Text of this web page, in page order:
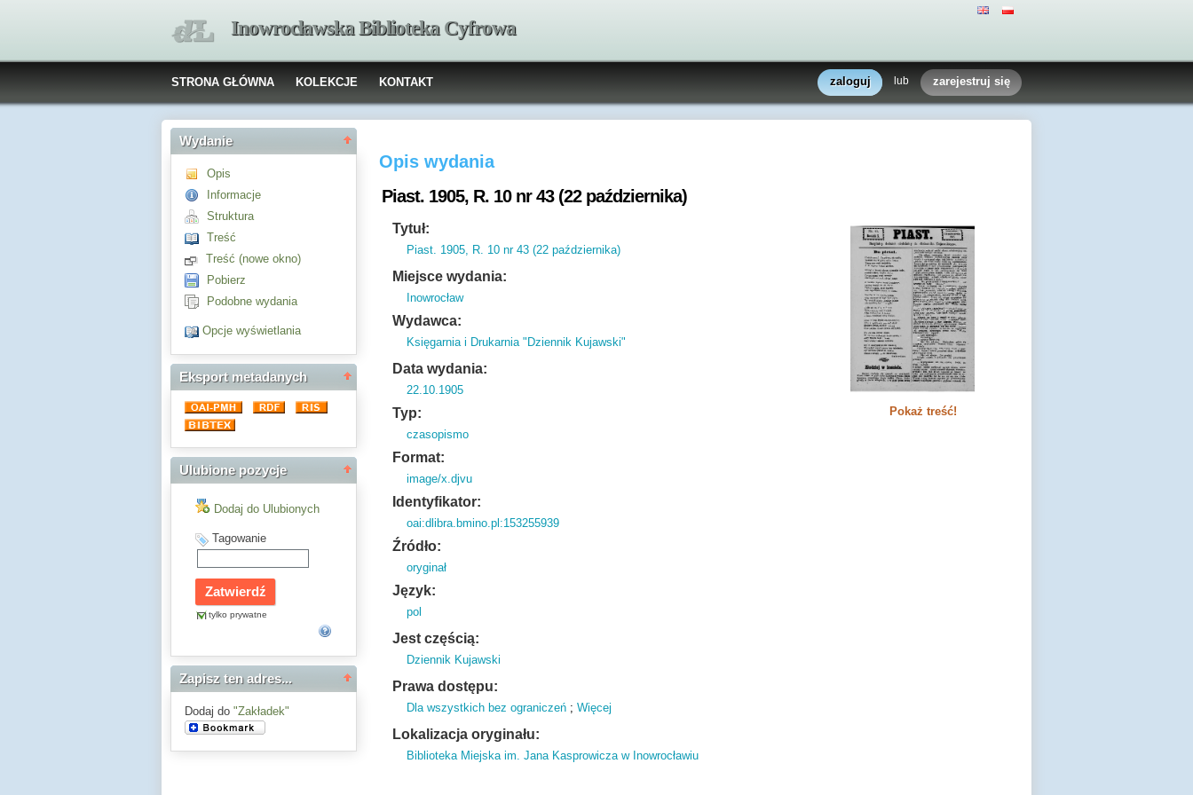
Inowrocławska Biblioteka Cyfrowa
STRONA GŁÓWNA KOLEKCJE KONTAKT zaloguj lub zarejestruj się
Wydanie
Opis
Informacje
Struktura
Treść
Treść (nowe okno)
Pobierz
Podobne wydania
Opcje wyświetlania
Eksport metadanych
Ulubione pozycje
Dodaj do Ulubionych
Tagowanie
tylko prywatne
Zapisz ten adres...
Dodaj do "Zakładek"
Opis wydania
Piast. 1905, R. 10 nr 43 (22 października)
Pokaż treść!
Tytuł:
Piast. 1905, R. 10 nr 43 (22 października)
Miejsce wydania:
Inowrocław
Wydawca:
Księgarnia i Drukarnia "Dziennik Kujawski"
Data wydania:
22.10.1905
Typ:
czasopismo
Format:
image/x.djvu
Identyfikator:
oai:dlibra.bmino.pl:153255939
Źródło:
oryginał
Język:
pol
Jest częścią:
Dziennik Kujawski
Prawa dostępu:
Dla wszystkich bez ograniczeń ;Więcej
Lokalizacja oryginału:
Biblioteka Miejska im. Jana Kasprowicza w Inowrocławiu